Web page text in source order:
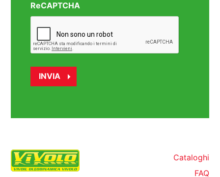
ReCAPTCHA
Cataloghi
FAQ